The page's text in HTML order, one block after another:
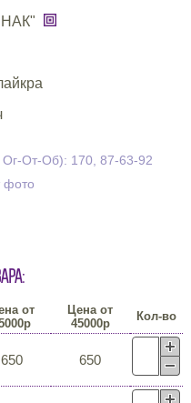
От-Об): 170, 87-63-92
фото
от
Цена от
45000р
Кол-во
650 650